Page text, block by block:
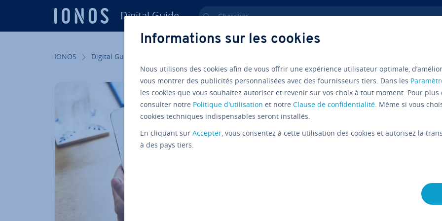
Digital Guide Chercher
IONOS Digital Guide
Google
et
sur le
Google Ré­fé­ren­ce­ment
Informations sur les cookies
Nous utilisons des cookies afin de vous offrir une expérience utilisateur optimale,
vous montrer des publicités personnalisées avec des fournisseurs tiers. Dans les
les cookies que vous souhaitez autoriser et revenir sur vos choix à tout moment. Pour
consulter notre Politique d'utilisation et notre Clause de confidentialité. Même si vous
cookies techniques indispensables seront installés.
En cliquant sur Accepter, vous consentez à cette utilisation des cookies et autorisez la
à des pays tiers.